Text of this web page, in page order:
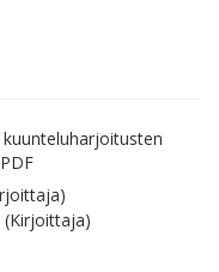
(Kirjoittaja)